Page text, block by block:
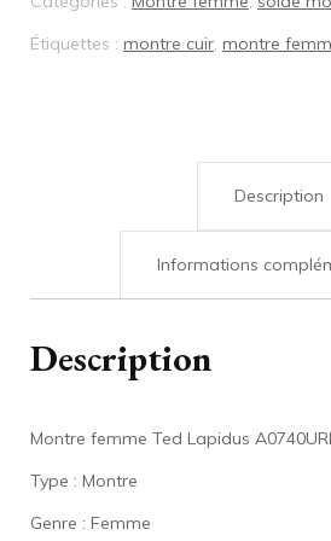
Étiquettes : montre cuir, montre
Description
Informations
Description
Montre femme Ted Lapidus
Type : Montre
Genre : Femme